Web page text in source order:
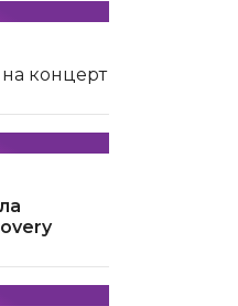
концерт